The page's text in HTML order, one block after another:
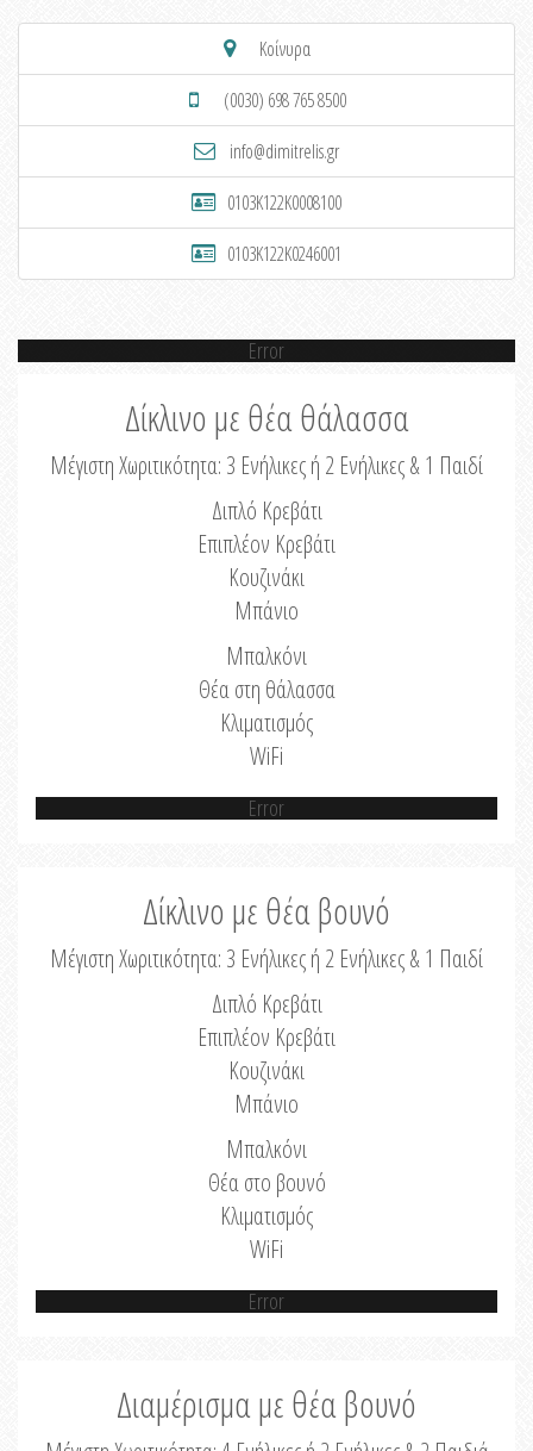
Κοίνυρα
(0030) 698 765 8500
info@dimitrelis.gr
0103K122K0008100
0103K122K0246001
Error
Δίκλινο με θέα θάλασσα
Μέγιστη Χωριτικότητα: 3 Ενήλικες ή 2 Ενήλικες & 1 Παιδί
Διπλό Κρεβάτι
Επιπλέον Κρεβάτι
Κουζινάκι
Μπάνιο
Μπαλκόνι
Θέα στη θάλασσα
Κλιματισμός
WiFi
Error
Δίκλινο με θέα βουνό
Μέγιστη Χωριτικότητα: 3 Ενήλικες ή 2 Ενήλικες & 1 Παιδί
Διπλό Κρεβάτι
Επιπλέον Κρεβάτι
Κουζινάκι
Μπάνιο
Μπαλκόνι
Θέα στο βουνό
Κλιματισμός
WiFi
Error
Διαμέρισμα με θέα βουνό